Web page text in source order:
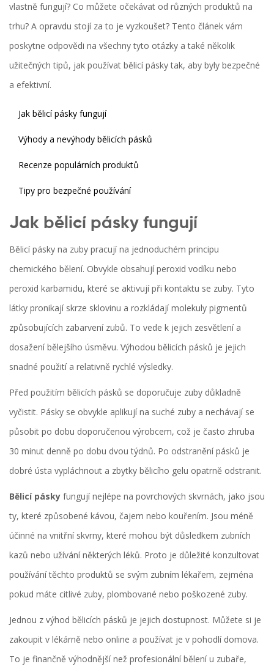
vlastně fungují? Co můžete očekávat od různých produktů na
trhu? A opravdu stojí za to je vyzkoušet? Tento článek vám
poskytne odpovědi na všechny tyto otázky a také několik
užitečných tipů, jak používat bělicí pásky tak, aby byly bezpečné
a efektivní.
Jak bělicí pásky fungují
Výhody a nevýhody bělicích pásků
Recenze populárních produktů
Tipy pro bezpečné používání
Jak bělicí pásky fungují
Bělicí pásky na zuby pracují na jednoduchém principu
chemického bělení. Obvykle obsahují peroxid vodíku nebo
peroxid karbamidu, které se aktivují při kontaktu se zuby. Tyto
látky pronikají skrze sklovinu a rozkládají molekuly pigmentů
způsobujících zabarvení zubů. To vede k jejich zesvětlení a
dosažení bělejšího úsměvu. Výhodou bělicích pásků je jejich
snadné použití a relativně rychlé výsledky.
Před použitím bělicích pásků se doporučuje zuby důkladně
vyčistit. Pásky se obvykle aplikují na suché zuby a nechávají se
působit po dobu doporučenou výrobcem, což je často zhruba
30 minut denně po dobu dvou týdnů. Po odstranění pásků je
dobré ústa vypláchnout a zbytky bělicího gelu opatrně odstranit.
Bělicí pásky fungují nejlépe na povrchových skvrnách, jako jsou
ty, které způsobené kávou, čajem nebo kouřením. Jsou méně
účinné na vnitřní skvrny, které mohou být důsledkem zubních
kazů nebo užívání některých léků. Proto je důležité konzultovat
používání těchto produktů se svým zubním lékařem, zejména
pokud máte citlivé zuby, plombované nebo poškozené zuby.
Jednou z výhod bělicích pásků je jejich dostupnost. Můžete si je
zakoupit v lékárně nebo online a používat je v pohodlí domova.
To je finančně výhodnější než profesionální bělení u zubaře,